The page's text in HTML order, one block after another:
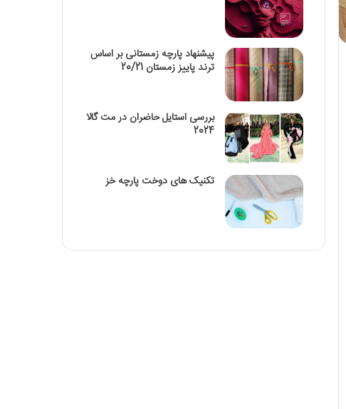
پیشنهاد پارچه زمستانی بر اساس
ترند پاییز زمستان 20/21
بررسی استایل حاضران در مت گالا
2024
تکنیک‌ های دوخت پارچه خز